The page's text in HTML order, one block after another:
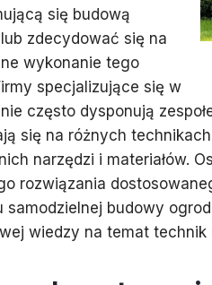
się budową
zdecydować się na
wykonanie tego
specjalizujące się w
często dysponują
się na różnych
narzędzi i materiałów.
rozwiązania
samodzielnej budowy
wiedzy na temat